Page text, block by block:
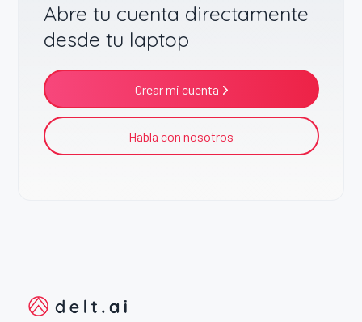
Abre tu cuenta directamente
desde tu laptop
Crear mi cuenta
Habla con nosotros